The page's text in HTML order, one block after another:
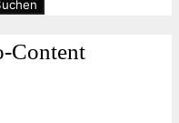
Content